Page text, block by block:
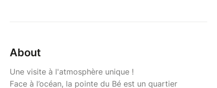
About
Une visite à l'atmosphère unique !
Face à l’océan, la pointe du Bé est un quartier